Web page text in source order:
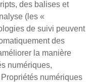
des balises et
(les «
de suivi peuvent
des
la manière
numériques,
numériques